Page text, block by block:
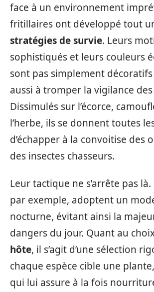
face à un environnement
fritillaires ont développé tout
stratégies de survie. Leurs
sophistiqués et leurs couleurs
sont pas simplement
aussi à tromper la vigilance
Dissimulés sur l’écorce,
l’herbe, ils se donnent toutes
d’échapper à la convoitise des
des insectes chasseurs.
Leur tactique ne s’arrête pas
par exemple, adoptent un
nocturne, évitant ainsi la
dangers du jour. Quant au
hôte, il s’agit d’une sélection
chaque espèce cible une
qui lui assure à la fois